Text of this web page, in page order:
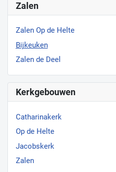
Zalen
Zalen Op de Helte
Bijkeuken
Zalen de Deel
Kerkgebouwen
Catharinakerk
Op de Helte
Jacobskerk
Zalen